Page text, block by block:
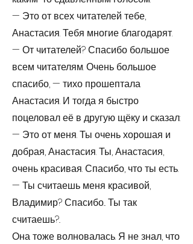
— Это от всех читателей тебе,
Анастасия. Тебя многие благодарят.
— От читателей? Спасибо большое
всем читателям. Очень большое
спасибо, — тихо прошептала
Анастасия. И тогда я быстро
поцеловал её в другую щёку и сказал:
— Это от меня. Ты очень хорошая и
добрая, Анаста­сия. Ты, Анастасия,
очень красивая. Спасибо, что ты есть.
— Ты считаешь меня красивой,
Владимир? Спасибо... Ты так
считаешь?..
Она тоже волновалась. Я не знал, что